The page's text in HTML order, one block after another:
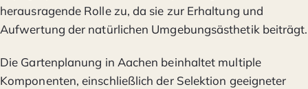
herausragende Rolle zu, da sie zur Erhaltung und
Aufwertung der natürlichen Umgebungsästhetik beiträgt.
Die Gartenplanung in Aachen beinhaltet multiple
Komponenten, einschließlich der Selektion geeigneter